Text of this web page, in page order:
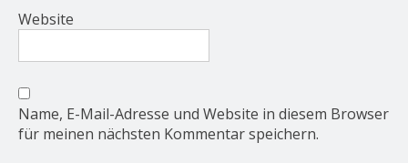
Website
Name, E-Mail-Adresse und Website in diesem Browser
für meinen nächsten Kommentar speichern.